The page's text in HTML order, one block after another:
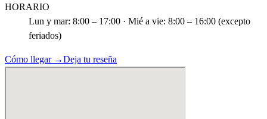
HORARIO
Lun y mar: 8:00 – 17:00 · Mié a vie: 8:00 – 16:00 (excepto
feriados)
Cómo llegar →Deja tu reseña